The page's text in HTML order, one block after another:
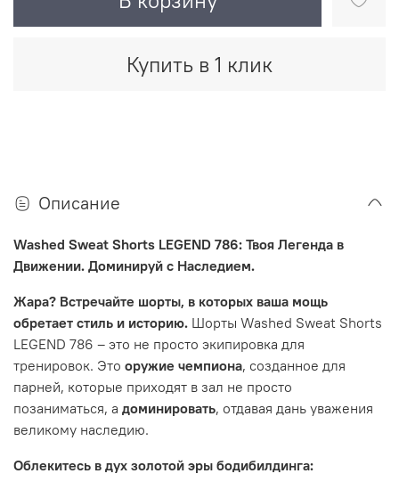
Купить в 1 клик
Описание
Washed Sweat Shorts LEGEND 786: Твоя Легенда в
Движении. Доминируй с Наследием.
Жара? Встречайте шорты, в которых ваша мощь
обретает стиль и историю. Шорты Washed Sweat Shorts
LEGEND 786 – это не просто экипировка для
тренировок. Это оружие чемпиона, созданное для
парней, которые приходят в зал не просто
позаниматься, а доминировать, отдавая дань уважения
великому наследию.
Облекитесь в дух золотой эры бодибилдинга: